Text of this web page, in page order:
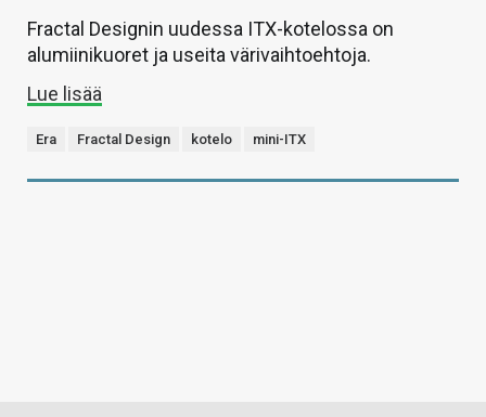
Fractal Designin uudessa ITX-kotelossa on
alumiinikuoret ja useita värivaihtoehtoja.
Lue lisää
Era Fractal Design kotelo mini-ITX